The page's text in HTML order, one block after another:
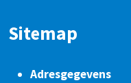
Sitemap
Adresgegevens